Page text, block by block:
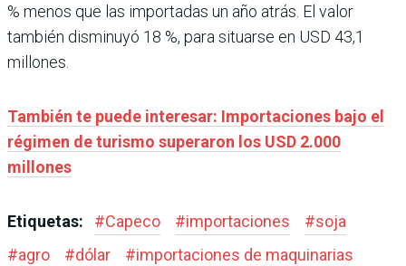
% menos que las importadas un año atrás. El valor
también disminuyó 18 %, para situarse en USD 43,1
millones.
También te puede interesar: Importaciones bajo el
régimen de turismo superaron los USD 2.000
millones
Etiquetas: #Capeco #importaciones #soja
#agro #dólar #importaciones de maquinarias